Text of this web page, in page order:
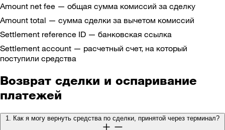
Amount net fee — общая сумма комиссий за сделку
Amount total — сумма сделки за вычетом комиссий
Settlement reference ID — банковская ссылка
Settlement account — расчетный счет, на который
поступили средства
Возврат сделки и оспаривание
платежей
1. Как я могу вернуть средства по сделки, принятой через терминал?